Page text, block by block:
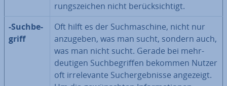
rungs­zei­chen nicht be­rück­sich­tigt.
-Such­be­
griff
Oft hilft es der Such­ma­schi­ne, nicht nur
anzugeben, was man sucht, sondern auch,
was man nicht sucht. Gerade bei mehr­
deu­ti­gen Such­be­grif­fen bekommen Nutzer
oft ir­rele­van­te Such­ergeb­nis­se angezeigt.